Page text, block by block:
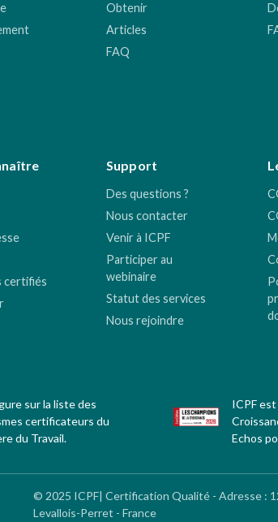
Obtenir
Articles
FAQ
certifiés
Support
Des questions ?
Nous contacter
Venir à ICPF
Participer au
webinaire
Statut des services
Nous rejoindre
sur la liste des
certificateurs du
du Travail.
ICPF
Echos
© 2025 ICPF| Certification Qualité - Adresse :
Levallois-Perret - France